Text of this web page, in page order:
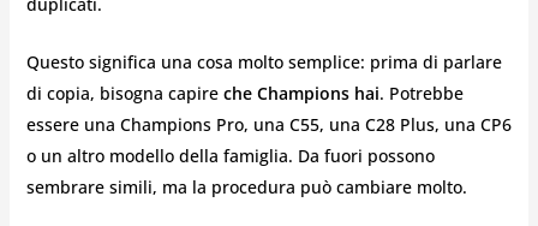
Questo significa una cosa molto semplice: prima di parlare
di copia, bisogna capire che Champions hai. Potrebbe
essere una Champions Pro, una C55, una C28 Plus, una CP6
o un altro modello della famiglia. Da fuori possono
sembrare simili, ma la procedura può cambiare molto.